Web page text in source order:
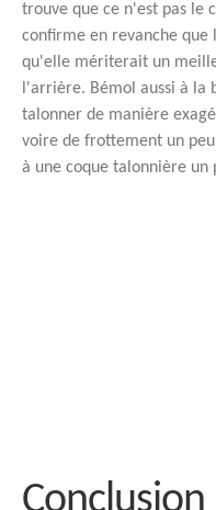
trouve que ce n'est pas le
confirme en revanche que
qu'elle mériterait un
l'arrière. Bémol aussi à la
talonner de manière
voire de frottement un
à une coque talonnière un